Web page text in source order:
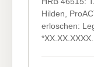
Hilden,
erloschen:
*XX.XX.XXXX.